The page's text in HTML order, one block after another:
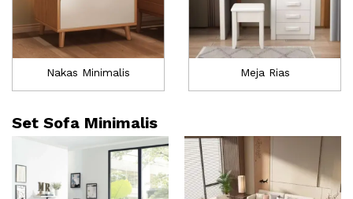
Nakas Minimalis Meja Rias
Set Sofa Minimalis